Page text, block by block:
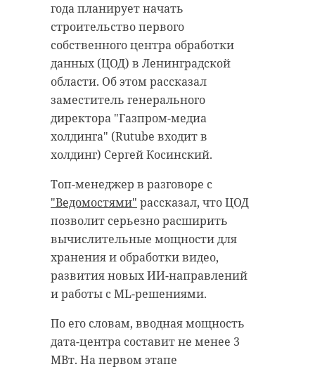
года планирует начать
строительство первого
собственного центра обработки
данных (ЦОД) в Ленинградской
области. Об этом рассказал
заместитель генерального
директора "Газпром-медиа
холдинга" (Rutube входит в
холдинг) Сергей Косинский.
Топ-менеджер в разговоре с
"Ведомостями" рассказал, что ЦОД
позволит серьезно расширить
вычислительные мощности для
хранения и обработки видео,
развития новых ИИ-направлений
и работы с ML-решениями.
По его словам, вводная мощность
дата-центра составит не менее 3
МВт. На первом этапе